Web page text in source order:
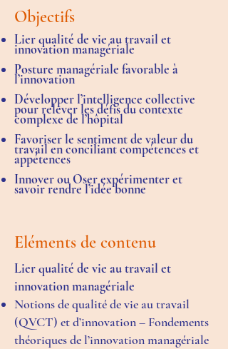
Objectifs
Lier qualité de vie au travail et
innovation managériale
Posture managériale favorable à
l’innovation
Développer l’intelligence collective
pour relever les défis du contexte
complexe de l’hôpital
Favoriser le sentiment de valeur du
travail en conciliant compétences et
appétences
Innover ou Oser expérimenter et
savoir rendre l’idée bonne
Eléments de contenu
Lier qualité de vie au travail et
innovation managériale
Notions de qualité de vie au travail
(QVCT) et d’innovation – Fondements
théoriques de l’innovation managériale